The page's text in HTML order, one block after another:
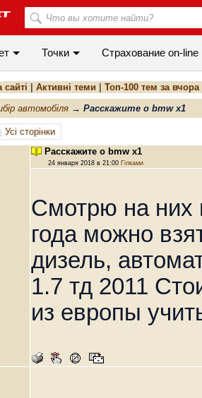
Точки Cтрахование on-line
сайті Активні теми Топ-100 тем за вчора
автомобіля → Расскажите о bmw x1
Усі сторінки
Расскажите о bmw x1
24 января 2018 в 21:00 Гілками
Смотрю на них
года можно
дизель,
1.7 тд 2011
из европы